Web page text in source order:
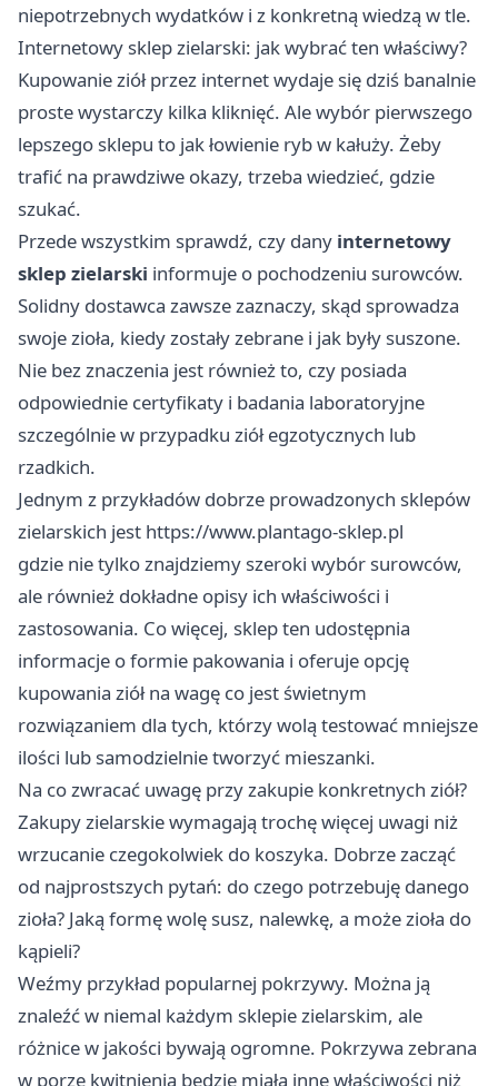
niepotrzebnych wydatków i z konkretną wiedzą w tle.
Internetowy sklep zielarski: jak wybrać ten właściwy?
Kupowanie ziół przez internet wydaje się dziś banalnie
proste wystarczy kilka kliknięć. Ale wybór pierwszego
lepszego sklepu to jak łowienie ryb w kałuży. Żeby
trafić na prawdziwe okazy, trzeba wiedzieć, gdzie
szukać.
Przede wszystkim sprawdź, czy dany internetowy
sklep zielarski informuje o pochodzeniu surowców.
Solidny dostawca zawsze zaznaczy, skąd sprowadza
swoje zioła, kiedy zostały zebrane i jak były suszone.
Nie bez znaczenia jest również to, czy posiada
odpowiednie certyfikaty i badania laboratoryjne
szczególnie w przypadku ziół egzotycznych lub
rzadkich.
Jednym z przykładów dobrze prowadzonych sklepów
zielarskich jest https://www.plantago-sklep.pl
gdzie nie tylko znajdziemy szeroki wybór surowców,
ale również dokładne opisy ich właściwości i
zastosowania. Co więcej, sklep ten udostępnia
informacje o formie pakowania i oferuje opcję
kupowania ziół na wagę co jest świetnym
rozwiązaniem dla tych, którzy wolą testować mniejsze
ilości lub samodzielnie tworzyć mieszanki.
Na co zwracać uwagę przy zakupie konkretnych ziół?
Zakupy zielarskie wymagają trochę więcej uwagi niż
wrzucanie czegokolwiek do koszyka. Dobrze zacząć
od najprostszych pytań: do czego potrzebuję danego
zioła? Jaką formę wolę susz, nalewkę, a może zioła do
kąpieli?
Weźmy przykład popularnej pokrzywy. Można ją
znaleźć w niemal każdym sklepie zielarskim, ale
różnice w jakości bywają ogromne. Pokrzywa zebrana
w porze kwitnienia będzie miała inne właściwości niż